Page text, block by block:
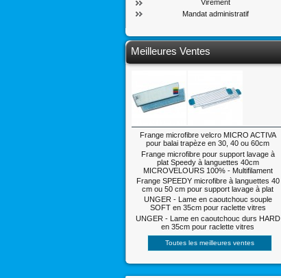
Virement
Mandat administratif
Meilleures Ventes
Frange microfibre velcro MICRO ACTIVA
pour balai trapèze en 30, 40 ou 60cm
Frange microfibre pour support lavage à
plat Speedy à languettes 40cm
MICROVELOURS 100% - Multifilament
Frange SPEEDY microfibre à languettes 40
cm ou 50 cm pour support lavage à plat
UNGER - Lame en caoutchouc souple
SOFT en 35cm pour raclette vitres
UNGER - Lame en caoutchouc durs HARD
en 35cm pour raclette vitres
Toutes les meilleures ventes